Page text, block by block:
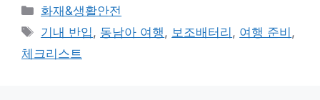
카
테
리
화재&생활안전
태
그
기내 반입, 동남아 여행, 보조배터리 , 여행 준비 ,
체크리스트